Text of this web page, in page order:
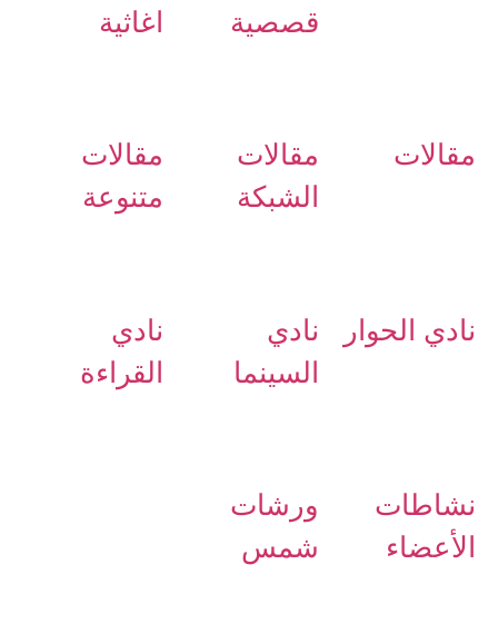
قصصية اغاثية
مقالات
مقالات
الشبكة
مقالات
متنوعة
نادي الحوار
نادي
السينما
نادي
القراءة
نشاطات
الأعضاء
ورشات
شمس